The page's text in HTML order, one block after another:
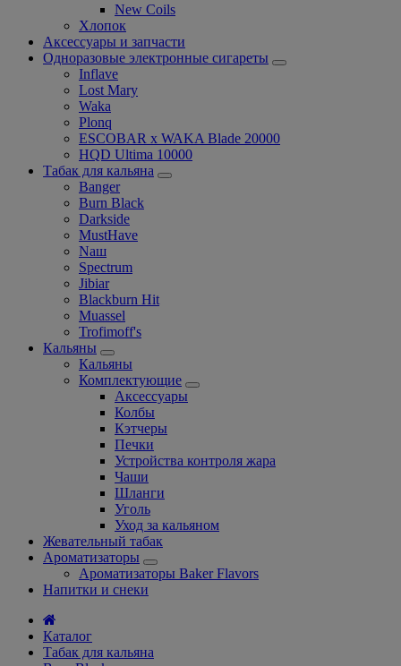
New Coils
Хлопок
Аксессуары и запчасти
Одноразовые электронные сигареты
Inflave
Lost Mary
Waka
Plonq
ESCOBAR x WAKA Blade 20000
HQD Ultima 10000
Табак для кальяна
Banger
Burn Black
Darkside
MustHave
Nаш
Spectrum
Jibiar
Blackburn Hit
Muassel
Trofimoff's
Кальяны
Кальяны
Комплектующие
Аксессуары
Колбы
Кэтчеры
Печки
Устройства контроля жара
Чаши
Шланги
Уголь
Уход за кальяном
Жевательный табак
Ароматизаторы
Ароматизаторы Baker Flavors
Напитки и снеки
Каталог
Табак для кальяна